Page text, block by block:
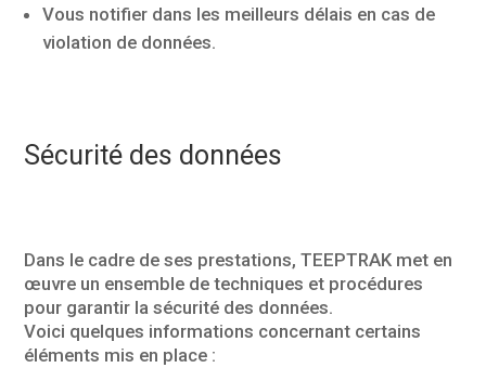
Vous notifier dans les meilleurs délais en cas de
violation de données.
Sécurité des données
Dans le cadre de ses prestations, TEEPTRAK met en
œuvre un ensemble de techniques et procédures
pour garantir la sécurité des données.
Voici quelques informations concernant certains
éléments mis en place :